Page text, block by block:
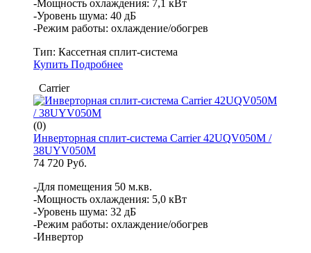
-Мощность охлаждения: 7,1 кВт
-Уровень шума: 40 дБ
-Режим работы: охлаждение/обогрев
Тип: Кассетная сплит-система
Купить Подробнее
Carrier
(0)
Инверторная сплит-система Carrier 42UQV050M /
38UYV050M
74 720 Руб.
-Для помещения 50 м.кв.
-Мощность охлаждения: 5,0 кВт
-Уровень шума: 32 дБ
-Режим работы: охлаждение/обогрев
-Инвертор